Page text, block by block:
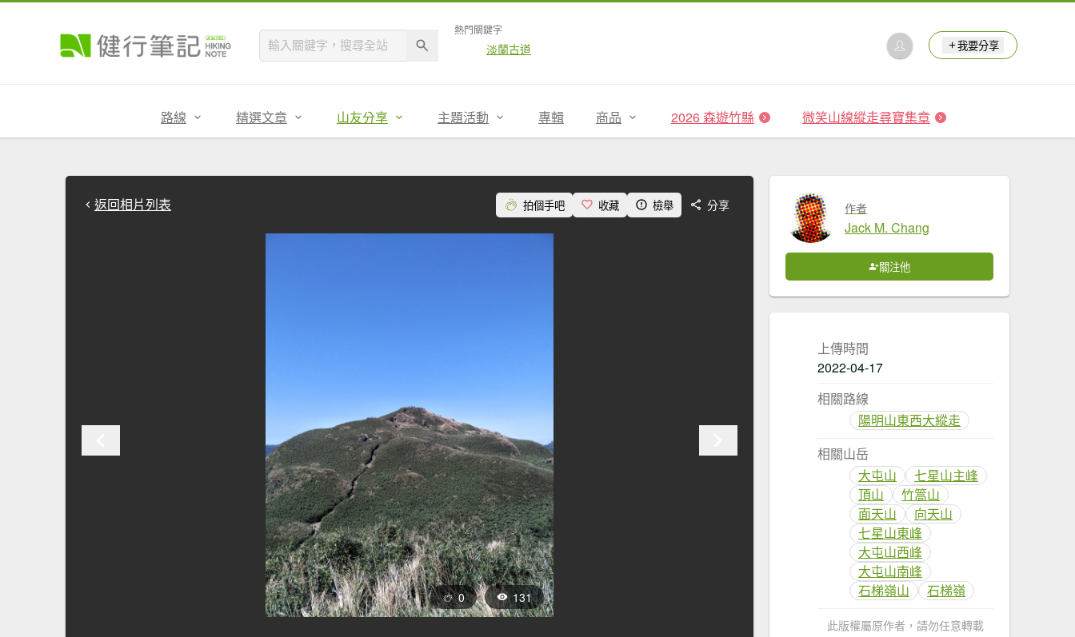
熱門關鍵字
淡蘭古道 我要分享
路線 精選文章 山友分享 主題活動 專輯 商品 2026 森遊竹縣 微笑山線縱走尋寶集章
返回相片列表 拍個手吧 收藏 檢舉 分享
0 131
作者
Jack M. Chang
關注他
上傳時間
2022-04-17
相關路線
陽明山東西大縱走
相關山岳
大屯山
七星山主峰
頂山
竹篙山
面天山
向天山
七星山東峰
大屯山西峰
大屯山南峰
石梯嶺山
石梯嶺
此版權屬原作者，請勿任意轉載